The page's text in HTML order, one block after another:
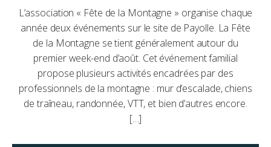
L’association « Fête de la Montagne » organise chaque
année deux événements sur le site de Payolle. La Fête
de la Montagne se tient généralement autour du
premier week-end d’août. Cet événement familial
propose plusieurs activités encadrées par des
professionnels de la montagne : mur d’escalade, chiens
de traîneau, randonnée, VTT, et bien d’autres encore.
[…]